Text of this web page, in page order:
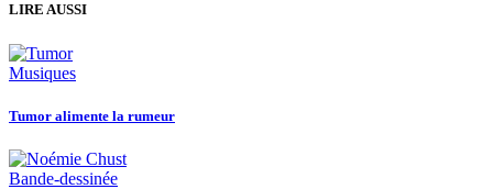
LIRE AUSSI
Musiques
Tumor alimente la rumeur
Bande-dessinée